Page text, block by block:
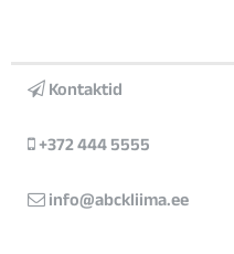
Kontaktid
+372 444 5555
info@abckliima.ee